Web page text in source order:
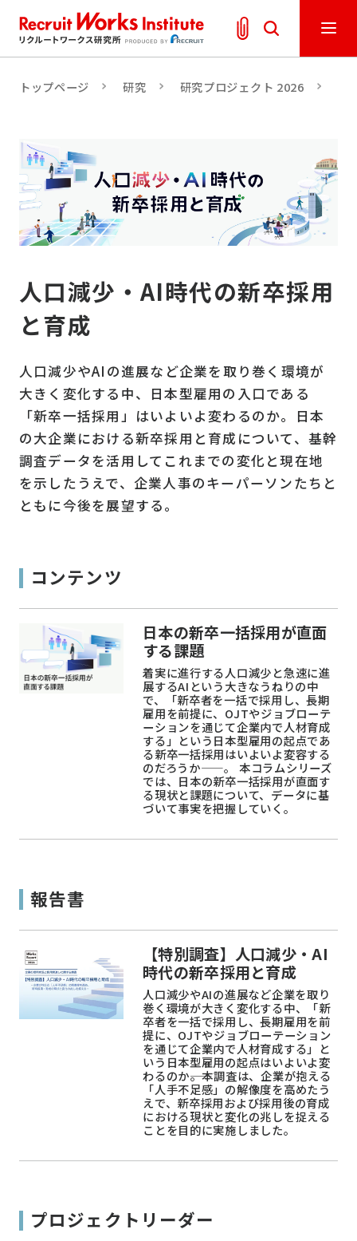
トップページ 研究 研究プロジェクト 2026
人口減少・AI時代の新卒採用
と育成
人口減少やAIの進展など企業を取り巻く環境が
大きく変化する中、日本型雇用の入口である
「新卒一括採用」はいよいよ変わるのか。日本
の大企業における新卒採用と育成について、基幹
調査データを活用してこれまでの変化と現在地
を示したうえで、企業人事のキーパーソンたちと
ともに今後を展望する。
コンテンツ
日本の新卒一括採用が直面
する課題
着実に進行する人口減少と急速に進
展するAIという大きなうねりの中
で、「新卒者を一括で採用し、長期
雇用を前提に、OJTやジョブローテ
ーションを通じて企業内で人材育成
する」という日本型雇用の起点であ
る新卒一括採用はいよいよ変容する
のだろうか——。 本コラムシリーズ
では、日本の新卒一括採用が直面す
る現状と課題について、データに基
づいて事実を把握していく。
報告書
【特別調査】人口減少・AI
時代の新卒採用と育成
人口減少やAIの進展など企業を取り
巻く環境が大きく変化する中、「新
卒者を一括で採用し、長期雇用を前
提に、OJTやジョブローテーション
を通じて企業内で人材育成する」と
いう日本型雇用の起点はいよいよ変
わるのか――。本調査は、企業が抱える
「人手不足感」の解像度を高めたう
えで、新卒採用および採用後の育成
における現状と変化の兆しを捉える
ことを目的に実施しました。
プロジェクトリーダー